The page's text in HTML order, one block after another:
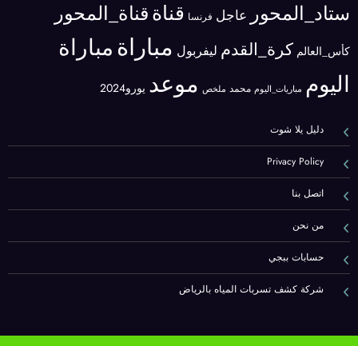
ستاد_المحور عاجل فرنسا قناةقناة_المحور
كأس_العالم كرة_القدم ليفربول مباراةمباراة
اليوم مباريات_اليوم محمد ملخص موعد يورو2024
دليل يلا شوت
Privacy Policy
اتصل بنا
من نحن
حسابات ببجي
شركة كشف تسربات المياه بالرياض